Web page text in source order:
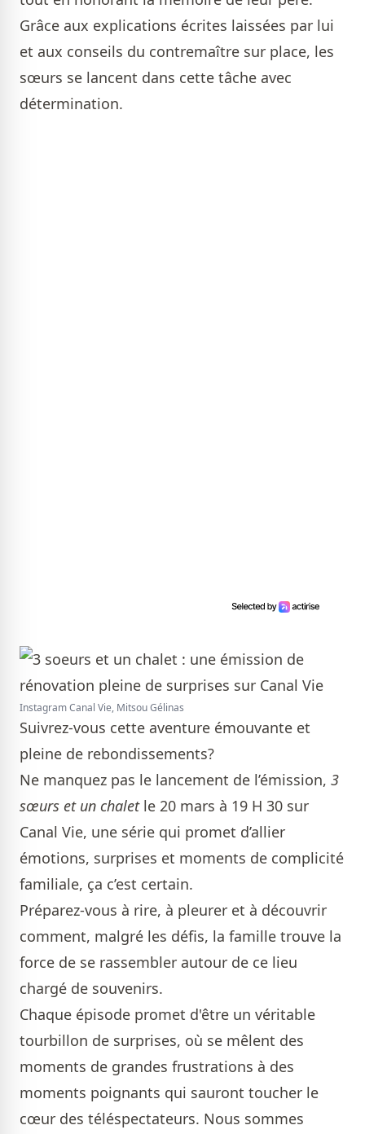
Grâce aux explications écrites laissées par lui
et aux conseils du contremaître sur place, les
sœurs se lancent dans cette tâche avec
détermination.
Instagram Canal Vie, Mitsou Gélinas
Suivrez-vous cette aventure émouvante et
pleine de rebondissements?
Ne manquez pas le lancement de l’émission, 3
sœurs et un chalet le 20 mars à 19 H 30 sur
Canal Vie, une série qui promet d’allier
émotions, surprises et moments de complicité
familiale, ça c’est certain.
Préparez-vous à rire, à pleurer et à découvrir
comment, malgré les défis, la famille trouve la
force de se rassembler autour de ce lieu
chargé de souvenirs.
Chaque épisode promet d'être un véritable
tourbillon de surprises, où se mêlent des
moments de grandes frustrations à des
moments poignants qui sauront toucher le
cœur des téléspectateurs. Nous sommes